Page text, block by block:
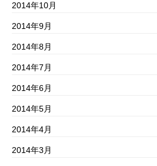
2014年10月
2014年9月
2014年8月
2014年7月
2014年6月
2014年5月
2014年4月
2014年3月